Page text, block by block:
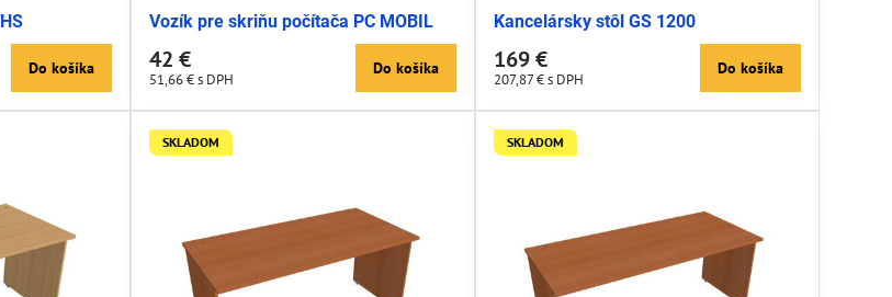
Do košíka
Vozík pre skriňu počítača PC MOBIL
42 €
51,66 €s DPH
Do košíka
Kancelársky stôl GS 1200
169 €
207,87 €s DPH
Do košíka
SKLADOM SKLADOM